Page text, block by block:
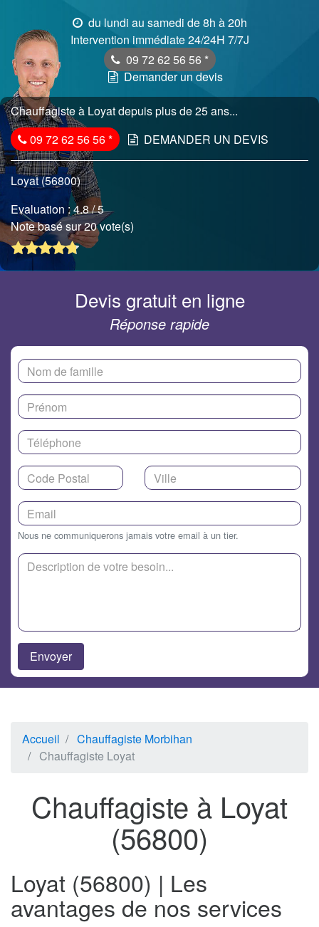
du lundi au samedi de 8h à 20h
Intervention immédiate 24/24H 7/7J
09 72 62 56 56 *
Demander un devis
Chauffagiste à Loyat depuis plus de 25 ans...
09 72 62 56 56* DEMANDER UN DEVIS
Loyat (56800)
Evaluation :4.8/ 5
Note basé sur 20 vote(s)
Devis gratuit en ligne
Réponse rapide
Nous ne communiquerons jamais votre email à un tier.
Accueil
Chauffagiste Morbihan
Chauffagiste Loyat
Chauffagiste à Loyat
(56800)
Loyat (56800) | Les
avantages de nos services